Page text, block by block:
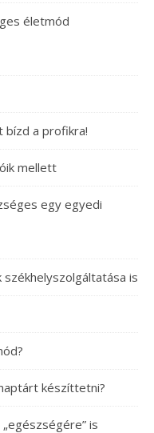
életmód
bízd a profikra!
mellett
egy egyedi
is
készíttetni?
is